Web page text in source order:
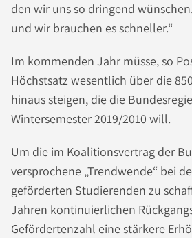
den wir uns so dringend
und wir brauchen es schneller.“
Im kommenden Jahr müsse, so
Höchstsatz wesentlich über die
hinaus steigen, die die
Wintersemester 2019/2010 will.
Um die im Koalitionsvertrag der
versprochene „Trendwende“ bei
geförderten Studierenden zu
Jahren kontinuierlichen
Gefördertenzahl eine stärkere